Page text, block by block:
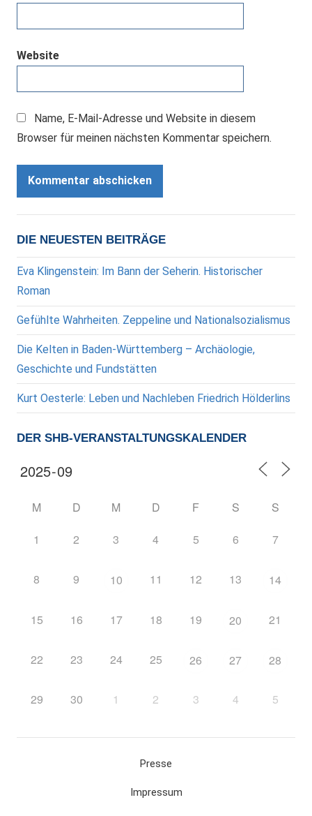
Website
Name, E-Mail-Adresse und Website in diesem
Browser für meinen nächsten Kommentar speichern.
DIE NEUESTEN BEITRÄGE
Eva Klingenstein: Im Bann der Seherin. Historischer
Roman
Gefühlte Wahrheiten. Zeppeline und Nationalsozialismus
Die Kelten in Baden-Württemberg – Archäologie,
Geschichte und Fundstätten
Kurt Oesterle: Leben und Nachleben Friedrich Hölderlins
DER SHB-VERANSTALTUNGSKALENDER
M D M D F S S
1 2 3 4 5 6 7
8 9 10 11 12 13 14
15 16 17 18 19 20 21
22 23 24 25 26 27 28
29 30 1 2 3 4 5
Presse
Impressum